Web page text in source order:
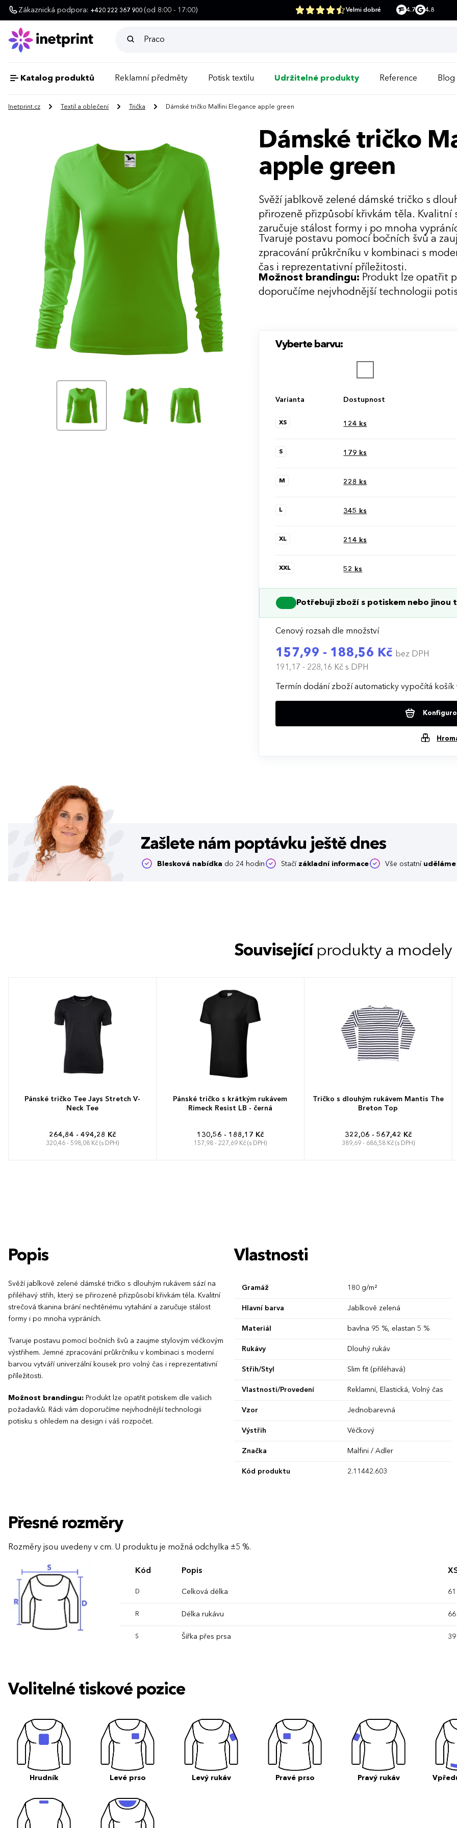
Zákaznická podpora: +420 222 367 900 (od 8:00 - 17:00) Velmi dobré 4.7 4.8
Katalog produktů Reklamní předměty Potisk textilu Udržitelné produkty Reference Blog
Inetprint.cz Textil a oblečení Trička Dámské tričko Malfini Elegance apple green
Dámské tričko
apple green
Svěží jablkově zelené dámské tričko s
přirozeně přizpůsobí křivkám těla.
zaručuje stálost formy i po mnoha
Tvaruje postavu pomocí bočních švů a
zpracování průkrčníku v kombinaci s
čas i reprezentativní příležitosti.
Možnost brandingu: Produkt lze opatřit
doporučíme nejvhodnější technologii
Vyberte barvu:
Varianta Dostupnost
XS 124 ks
S 179 ks
M 228 ks
L 345 ks
XL 214 ks
XXL 52 ks
Potřebuji zboží s potiskem nebo jinou
Cenový rozsah dle množství
157,99 - 188,56 Kč bez DPH
191,17 - 228,16 Kčs DPH
Termín dodání zboží automaticky vypočítá
Zašlete nám poptávku ještě dnes
Blesková nabídka do 24 hodin Stačí základní informace Vše ostatní uděláme
Související produkty a modely
Pánské tričko Tee Jays Stretch V-
Neck Tee
264,84 - 494,28 Kč
320,46 - 598,08 Kč (s DPH)
Pánské tričko s krátkým rukávem
Rimeck Resist LB - černá
130,56 - 188,17 Kč
157,98 - 227,69 Kč (s DPH)
Tričko s dlouhým rukávem Mantis The
Breton Top
322,06 - 567,42 Kč
389,69 - 686,58 Kč (s DPH)
Popis
Svěží jablkově zelené dámské tričko s dlouhým rukávem sází na
přiléhavý střih, který se přirozeně přizpůsobí křivkám těla. Kvalitní
strečová tkanina brání nechtěnému vytahání a zaručuje stálost
formy i po mnoha vypráních.
Tvaruje postavu pomocí bočních švů a zaujme stylovým véčkovým
výstřihem. Jemné zpracování průkrčníku v kombinaci s moderní
barvou vytváří univerzální kousek pro volný čas i reprezentativní
příležitosti.
Možnost brandingu: Produkt lze opatřit potiskem dle vašich
požadavků. Rádi vám doporučíme nejvhodnější technologii
potisku s ohledem na design i váš rozpočet.
Vlastnosti
Gramáž 180 g/m²
Hlavní barva Jablkově zelená
Materiál bavlna 95 %, elastan 5 %
Rukávy Dlouhý rukáv
Střih/Styl Slim fit (přiléhavá)
Vlastnosti/Provedení Reklamní, Elastická, Volný čas
Vzor Jednobarevná
Výstřih Véčkový
Značka Malfini / Adler
Kód produktu 2.11442.603
Přesné rozměry
Rozměry jsou uvedeny v cm. U produktu je možná odchylka ±5 %.
Kód Popis
D Celková délka 61
R Délka rukávu 66
S Šířka přes prsa 39
Volitelné tiskové pozice
Hrudník Levé prso Levý rukáv Pravé prso Pravý rukáv